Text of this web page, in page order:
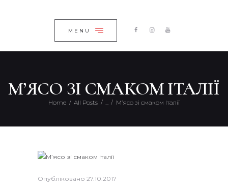
MENU
М’ЯСО ЗІ СМАКОМ ІТАЛІЇ
Home All Posts ... М’ясо зі смаком Італії
КАТАЛОГ
ПРО КОМПАНІЮ
КОНТАКТИ
Опубліковано 27.10.2017